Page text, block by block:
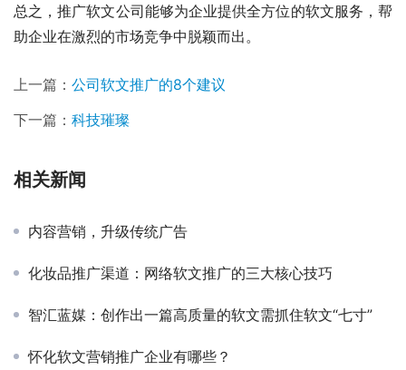
总之，推广软文公司能够为企业提供全方位的软文服务，帮
助企业在激烈的市场竞争中脱颖而出。
上一篇： 公司软文推广的8个建议
下一篇： 科技璀璨
相关新闻
内容营销，升级传统广告
化妆品推广渠道：网络软文推广的三大核心技巧
智汇蓝媒：创作出一篇高质量的软文需抓住软文“七寸”
怀化软文营销推广企业有哪些？